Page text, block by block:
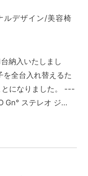
ルデザイン/美容椅
納入いたしまし
全台入れ替えるた
になりました。 ---
ステレオ ジ…